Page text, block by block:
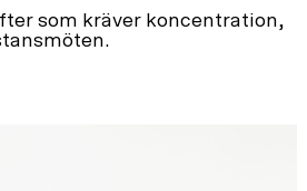
som kräver koncentration,